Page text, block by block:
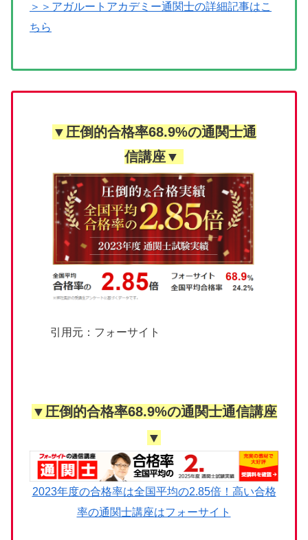
＞＞アガルートアカデミー通関士の詳細記事はこ
ちら
▼圧倒的合格率68.9%の通関士通
信講座▼
引用元：フォーサイト
▼圧倒的合格率68.9%の通関士通信講座
▼
2023年度の合格率は全国平均の2.85倍！高い合格
率の通関士講座はフォーサイト